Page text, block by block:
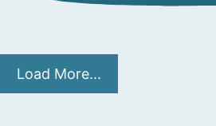
Load More...